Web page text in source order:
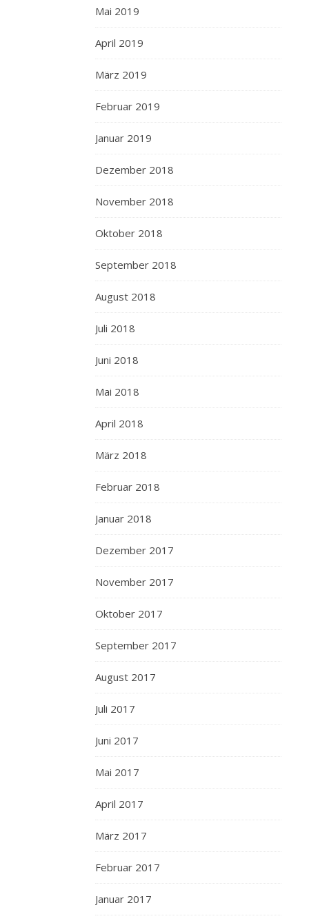
Mai 2019
April 2019
März 2019
Februar 2019
Januar 2019
Dezember 2018
November 2018
Oktober 2018
September 2018
August 2018
Juli 2018
Juni 2018
Mai 2018
April 2018
März 2018
Februar 2018
Januar 2018
Dezember 2017
November 2017
Oktober 2017
September 2017
August 2017
Juli 2017
Juni 2017
Mai 2017
April 2017
März 2017
Februar 2017
Januar 2017